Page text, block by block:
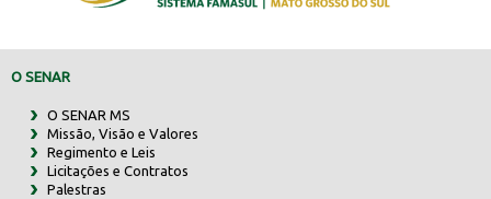
O SENAR
O SENAR MS
Missão, Visão e Valores
Regimento e Leis
Licitações e Contratos
Palestras